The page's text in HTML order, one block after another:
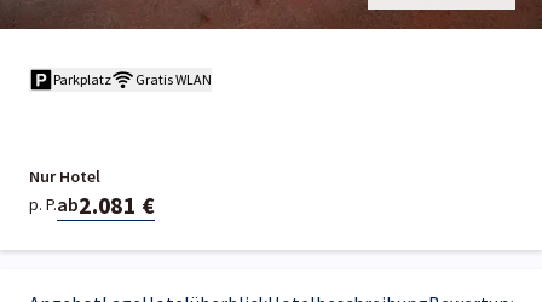
Parkplatz Gratis WLAN
Nur Hotel
p. P.ab2.081 €